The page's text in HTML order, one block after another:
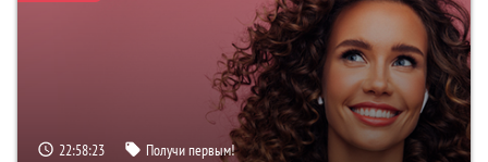
22:58:22 Получи первым!